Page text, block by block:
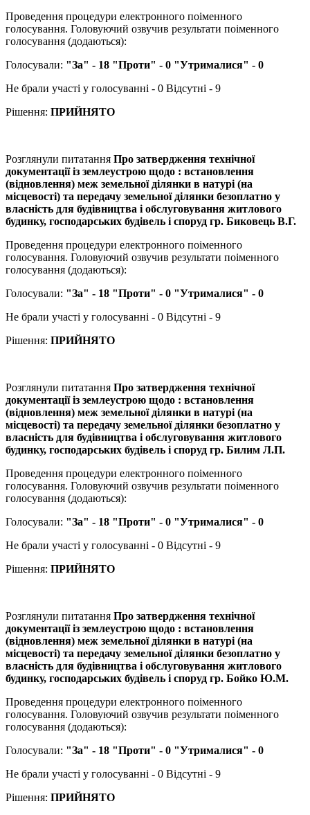
Проведення процедури електронного поіменного
голосування. Головуючий озвучив результати поіменного
голосування (додаються):
Голосували: "За" - 18 "Проти" - 0 "Утрималися" - 0
Не брали участі у голосуванні - 0 Відсутні - 9
Рішення: ПРИЙНЯТО
Розглянули питатання Про затвердження технічної
документації із землеустрою щодо : встановлення
(відновлення) меж земельної ділянки в натурі (на
місцевості) та передачу земельної ділянки безоплатно у
власність для будівництва і обслуговування житлового
будинку, господарських будівель і споруд гр. Биковець В.Г.
Проведення процедури електронного поіменного
голосування. Головуючий озвучив результати поіменного
голосування (додаються):
Голосували: "За" - 18 "Проти" - 0 "Утрималися" - 0
Не брали участі у голосуванні - 0 Відсутні - 9
Рішення: ПРИЙНЯТО
Розглянули питатання Про затвердження технічної
документації із землеустрою щодо : встановлення
(відновлення) меж земельної ділянки в натурі (на
місцевості) та передачу земельної ділянки безоплатно у
власність для будівництва і обслуговування житлового
будинку, господарських будівель і споруд гр. Билим Л.П.
Проведення процедури електронного поіменного
голосування. Головуючий озвучив результати поіменного
голосування (додаються):
Голосували: "За" - 18 "Проти" - 0 "Утрималися" - 0
Не брали участі у голосуванні - 0 Відсутні - 9
Рішення: ПРИЙНЯТО
Розглянули питатання Про затвердження технічної
документації із землеустрою щодо : встановлення
(відновлення) меж земельної ділянки в натурі (на
місцевості) та передачу земельної ділянки безоплатно у
власність для будівництва і обслуговування житлового
будинку, господарських будівель і споруд гр. Бойко Ю.М.
Проведення процедури електронного поіменного
голосування. Головуючий озвучив результати поіменного
голосування (додаються):
Голосували: "За" - 18 "Проти" - 0 "Утрималися" - 0
Не брали участі у голосуванні - 0 Відсутні - 9
Рішення: ПРИЙНЯТО